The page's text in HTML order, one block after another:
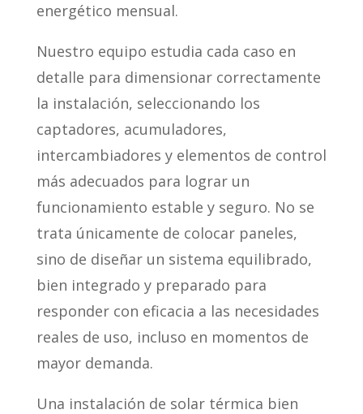
energético mensual.
Nuestro equipo estudia cada caso en
detalle para dimensionar correctamente
la instalación, seleccionando los
captadores, acumuladores,
intercambiadores y elementos de control
más adecuados para lograr un
funcionamiento estable y seguro. No se
trata únicamente de colocar paneles,
sino de diseñar un sistema equilibrado,
bien integrado y preparado para
responder con eficacia a las necesidades
reales de uso, incluso en momentos de
mayor demanda.
Una instalación de solar térmica bien